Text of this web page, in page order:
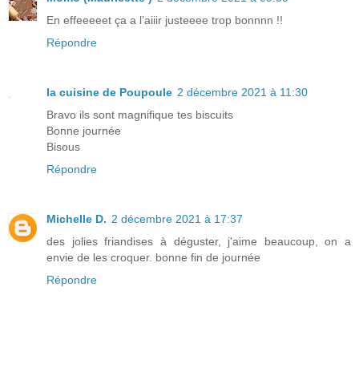
En effeeeeet ça a l’aiiir justeeee trop bonnnn !!
Répondre
la cuisine de Poupoule 2 décembre 2021 à 11:30
Bravo ils sont magnifique tes biscuits
Bonne journée
Bisous
Répondre
Michelle D. 2 décembre 2021 à 17:37
des jolies friandises à déguster, j'aime beaucoup, on a
envie de les croquer. bonne fin de journée
Répondre